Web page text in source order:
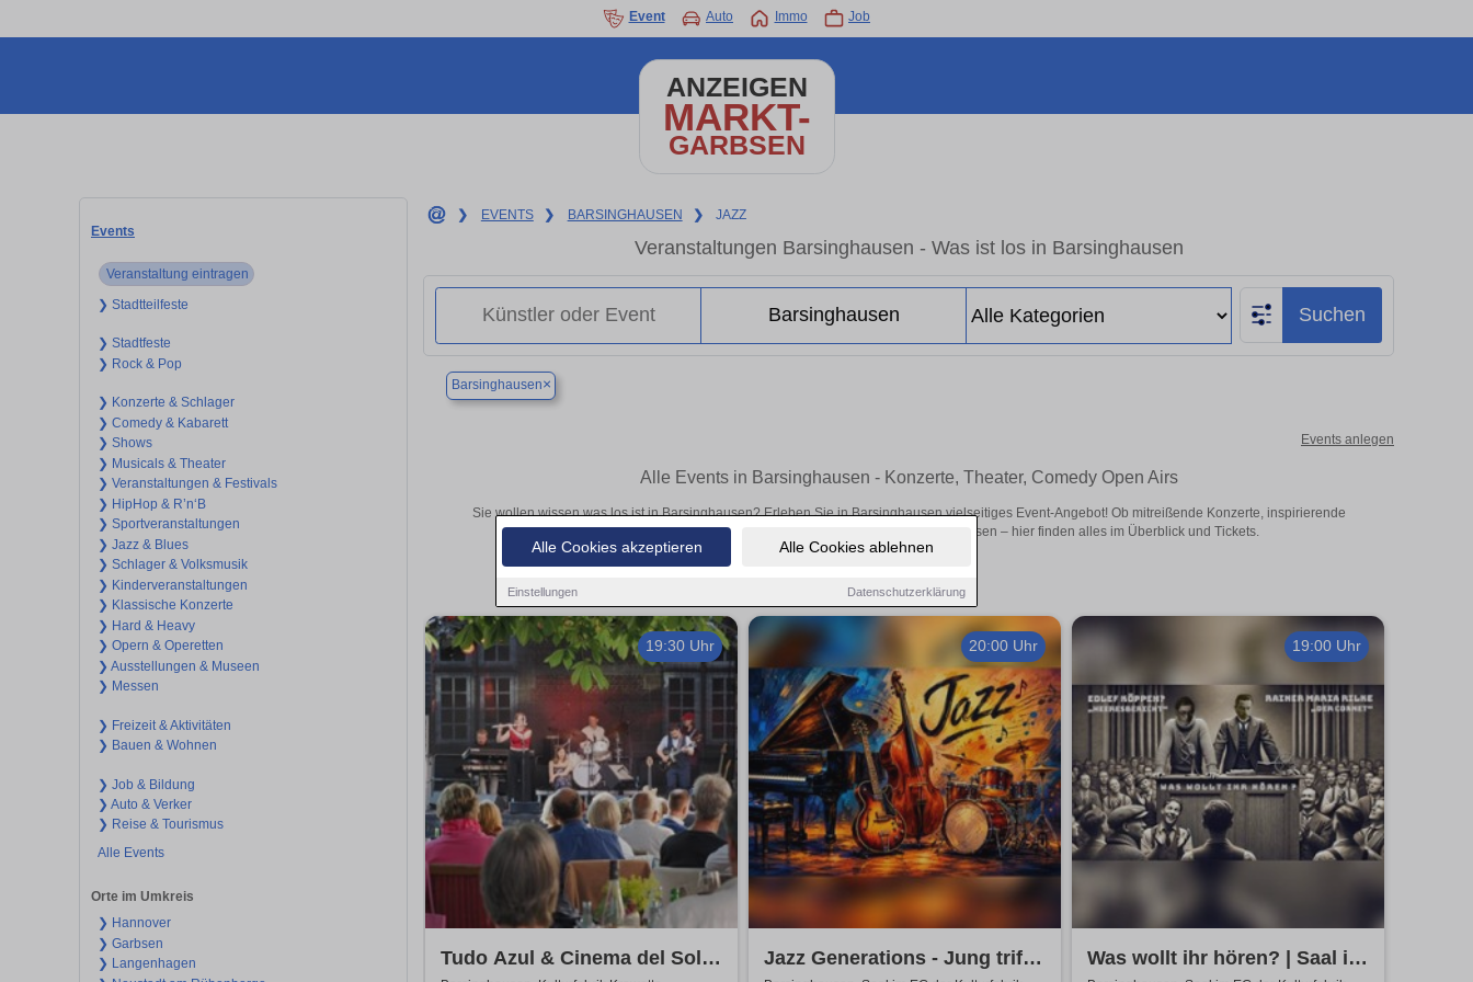
Alle Cookies akzeptieren Alle Cookies ablehnen
Einstellungen Datenschutzerklärung
Event Auto Immo Job
ANZEIGEN
MARKT-
GARBSEN
Events
Veranstaltung eintragen
❯ Stadtteilfeste
❯ Stadtfeste
❯ Rock & Pop
❯ Konzerte & Schlager
❯ Comedy & Kabarett
❯ Shows
❯ Musicals & Theater
❯ Veranstaltungen & Festivals
❯ HipHop & R’n‘B
❯ Sportveranstaltungen
❯ Jazz & Blues
❯ Schlager & Volksmusik
❯ Kinderveranstaltungen
❯ Klassische Konzerte
❯ Hard & Heavy
❯ Opern & Operetten
❯ Ausstellungen & Museen
❯ Messen
❯ Freizeit & Aktivitäten
❯ Bauen & Wohnen
❯ Job & Bildung
❯ Auto & Verker
❯ Reise & Tourismus
Alle Events
Orte im Umkreis
❯ Hannover
❯ Garbsen
❯ Langenhagen
❯ EVENTS ❯ BARSINGHAUSEN ❯ JAZZ
Veranstaltungen Barsinghausen - Was ist los in Barsinghausen
Suchen
Barsinghausen×
Events anlegen
Alle Events in Barsinghausen - Konzerte, Theater, Comedy Open Airs
Sie wollen wissen was los ist in Barsinghausen? Erleben Sie in Barsinghausen vielseitiges Event-Angebot! Ob mitreißende Konzerte, inspirierende
Theateraufführungen oder aufregende Veranstaltungen in Barsinghausen – hier finden alles im Überblick und Tickets.
19:30 Uhr
Tudo Azul & Cinema del Sol:
20:00 Uhr
Jazz Generations - Jung trifft
19:00 Uhr
Was wollt ihr hören? | Saal im